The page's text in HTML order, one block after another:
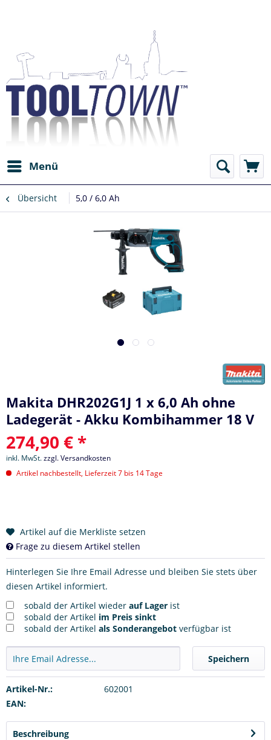
Menü
Übersicht 5,0 / 6,0 Ah
Makita DHR202G1J 1 x 6,0 Ah ohne
Ladegerät - Akku Kombihammer 18 V
274,90 € *
inkl. MwSt.zzgl. Versandkosten
Artikel nachbestellt, Lieferzeit 7 bis 14 Tage
Artikel auf die Merkliste setzen
Frage zu diesem Artikel stellen
Hinterlegen Sie Ihre Email Adresse und bleiben Sie stets über
diesen Artikel informiert.
sobald der Artikel wieder auf Lager ist
sobald der Artikel im Preis sinkt
sobald der Artikel als Sonderangebot verfügbar ist
Speichern
Artikel-Nr.:
602001
EAN:
Beschreibung